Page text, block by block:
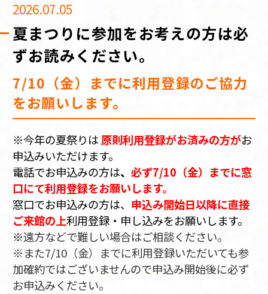
2026.07.05
夏まつりに参加をお考えの方は必
ずお読みください。
7/10（金）までに利用登録のご協力
をお願いします。
※今年の夏祭りは 原則利用登録がお済みの方がお
申込みいただけます。
電話でお申込みの方は、 必ず7/10（金）までに窓
口にて利用登録をお願いします。
窓口でお申込みの方は、 申込み開始日以降に直接
ご来館の上利用登録・申し込みをお願いします。
※遠方などで難しい場合はご相談ください。
※また7/10（金）までに利用登録いただいても参
加確約ではございませんので申込み開始後に必ず
お申込みください。